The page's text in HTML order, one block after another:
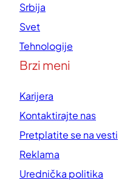
Srbija
Svet
Tehnologije
Brzi meni
Karijera
Kontaktirajte nas
Pretplatite se na vesti
Reklama
Urednička politika